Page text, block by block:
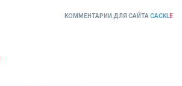
КОММЕНТАРИИ ДЛЯ САЙТА CACKLE